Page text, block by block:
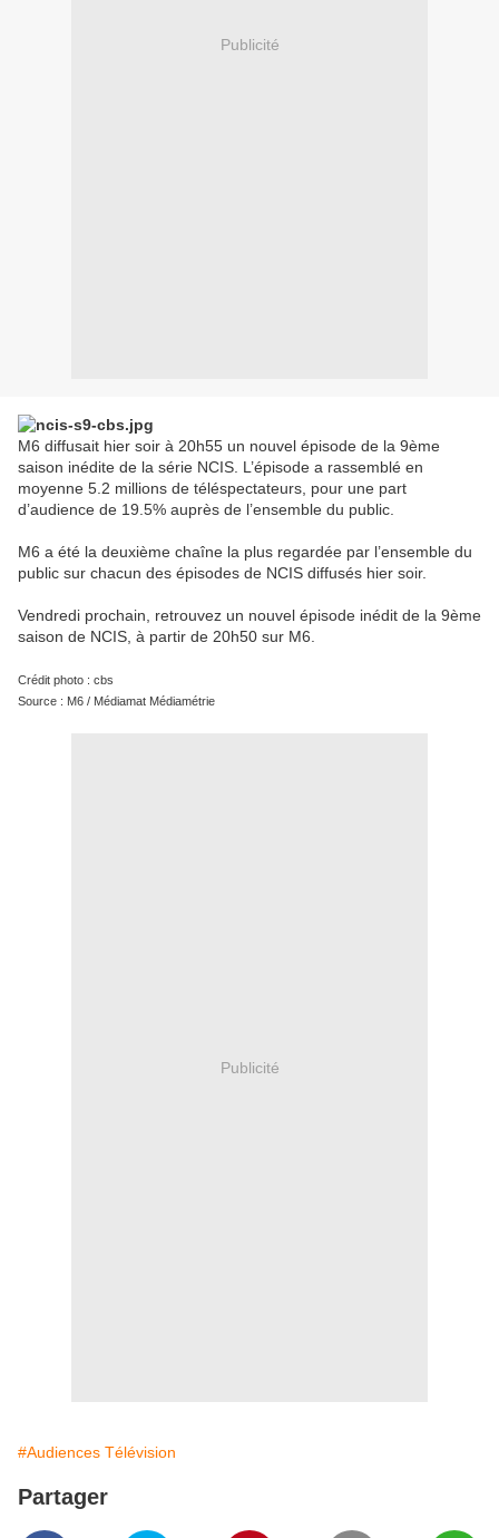
Publicité
M6 diffusait hier soir à 20h55 un nouvel épisode de la 9ème
saison inédite de la série NCIS. L’épisode a rassemblé en
moyenne 5.2 millions de téléspectateurs, pour une part
d’audience de 19.5% auprès de l’ensemble du public.
M6 a été la deuxième chaîne la plus regardée par l’ensemble du
public sur chacun des épisodes de NCIS diffusés hier soir.
Vendredi prochain, retrouvez un nouvel épisode inédit de la 9ème
saison de NCIS, à partir de 20h50 sur M6.
Crédit photo : cbs
Source : M6 / Médiamat Médiamétrie
Publicité
#Audiences Télévision
Partager